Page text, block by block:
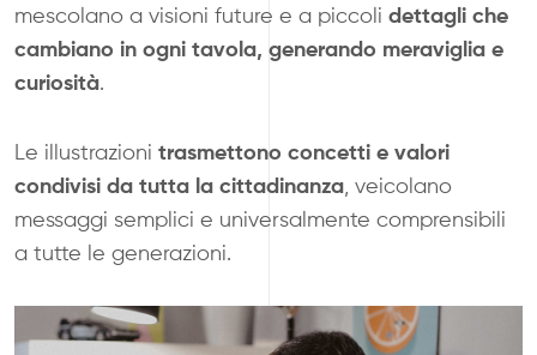
mescolano a visioni future e a piccoli dettagli che
cambiano in ogni tavola, generando meraviglia e
curiosità.
Le illustrazioni trasmettono concetti e valori
condivisi da tutta la cittadinanza, veicolano
messaggi semplici e universalmente comprensibili
a tutte le generazioni.